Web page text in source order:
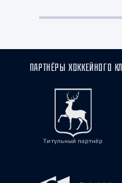
ПАРТНЁРЫ ХОККЕЙНОГО
Титульный партнёр